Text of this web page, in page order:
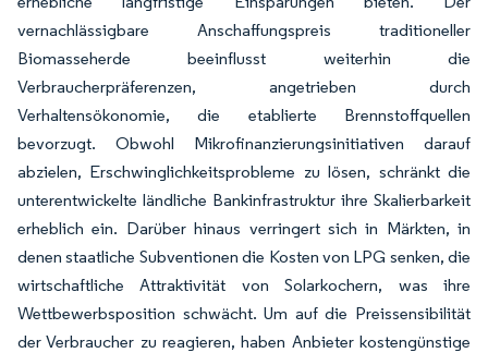
vernachlässigbare Anschaffungspreis traditioneller
Biomasseherde beeinflusst weiterhin die
Verbraucherpräferenzen, angetrieben durch
Verhaltensökonomie, die etablierte Brennstoffquellen
bevorzugt. Obwohl Mikrofinanzierungsinitiativen darauf
abzielen, Erschwinglichkeitsprobleme zu lösen, schränkt die
unterentwickelte ländliche Bankinfrastruktur ihre Skalierbarkeit
erheblich ein. Darüber hinaus verringert sich in Märkten, in
denen staatliche Subventionen die Kosten von LPG senken, die
wirtschaftliche Attraktivität von Solarkochern, was ihre
Wettbewerbsposition schwächt. Um auf die Preissensibilität
der Verbraucher zu reagieren, haben Anbieter kostengünstige